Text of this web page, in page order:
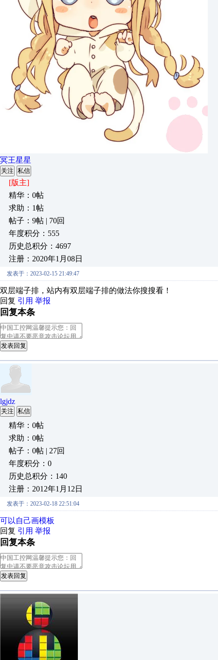
冥王星星
关注 私信
[版主]
精华：0帖
求助：1帖
帖子：9帖 | 70回
年度积分：555
历史总积分：4697
注册：2020年1月08日
发表于：2023-02-15 21:49:47
双层端子排，站内有双层端子排的做法你搜搜看！
回复 引用 举报
回复本条
发表回复
lgjdz
关注 私信
精华：0帖
求助：0帖
帖子：0帖 | 27回
年度积分：0
历史总积分：140
注册：2012年1月12日
发表于：2023-02-18 22:51:04
可以自己画模板
回复 引用 举报
回复本条
发表回复